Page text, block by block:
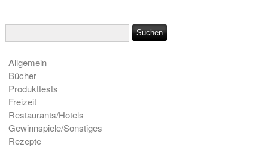
Allgemein
Bücher
Produkttests
Freizeit
Restaurants/Hotels
Gewinnspiele/Sonstiges
Rezepte